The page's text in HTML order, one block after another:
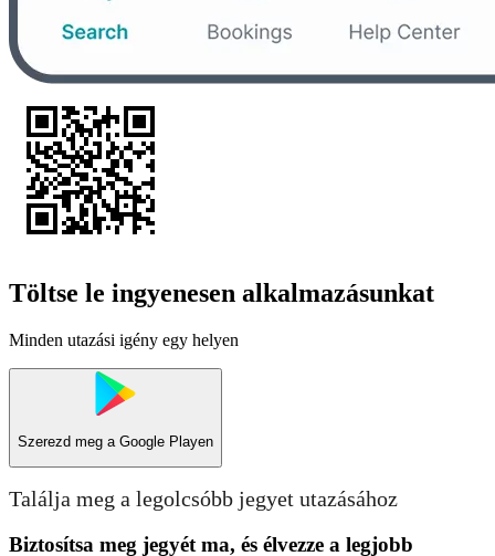
Töltse le ingyenesen alkalmazásunkat
Minden utazási igény egy helyen
Szerezd meg a Google Playen
Találja meg a legolcsóbb jegyet utazásához
Biztosítsa meg jegyét ma, és élvezze a legjobb